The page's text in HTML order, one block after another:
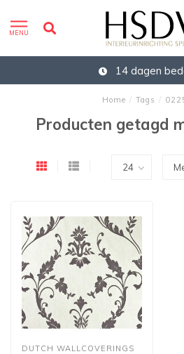
MENU
14 dagen
Home / Tags /
Producten getagd
DUTCH WALLCOVERINGS